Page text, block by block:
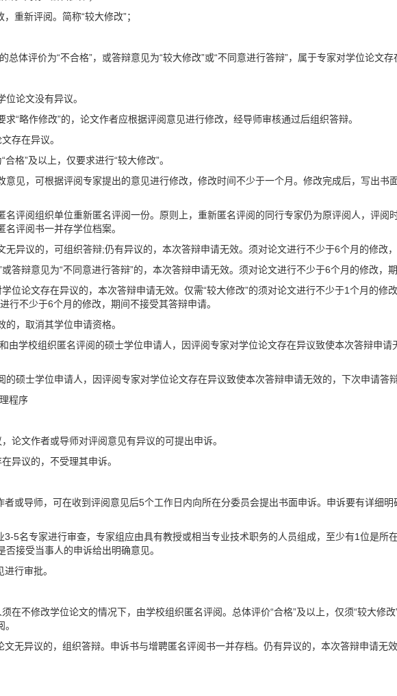
重新评阅。简称“较大修改”；
总体评价为“不合格”，或答辩意见为“较大修改”或“不同意进行答辩”，属于专家对学位论文存
位论文没有异议。
“略作修改”的，论文作者应根据评阅意见进行修改，经导师审核通过后组织答辩。
存在异议。
格”及以上，仅要求进行“较大修改”。
意见，可根据评阅专家提出的意见进行修改，修改时间不少于一个月。修改完成后，写出书
名评阅组织单位重新匿名评阅一份。原则上，重新匿名评阅的同行专家仍为原评阅人，评阅
评阅书一并存学位档案。
无异议的，可组织答辩;仍有异议的，本次答辩申请无效。须对论文进行不少于6个月的修改
或答辩意见为“不同意进行答辩”的，本次答辩申请无效。须对论文进行不少于6个月的修改，
学位论文存在异议的，本次答辩申请无效。仅需“较大修改”的须对论文进行不少于1个月的修
行不少于6个月的修改，期间不接受其答辩申请。
的，取消其学位申请资格。
由学校组织匿名评阅的硕士学位申请人，因评阅专家对学位论文存在异议致使本次答辩申
的硕士学位申请人，因评阅专家对学位论文存在异议致使本次答辩申请无效的，下次申请答
程序
论文作者或导师对评阅意见有异议的可提出申诉。
异议的，不受理其申诉。
者或导师，可在收到评阅意见后5个工作日内向所在分委员会提出书面申诉。申诉要有详细
3-5名专家进行审查，专家组应由具有教授或相当专业技术职务的人员组成，至少有1位是所
接受当事人的申诉给出明确意见。
行审批。
在不修改学位论文的情况下，由学校组织匿名评阅。总体评价“合格”及以上，仅须“较大修
文无异议的，组织答辩。申诉书与增聘匿名评阅书一并存档。仍有异议的，本次答辩申请无